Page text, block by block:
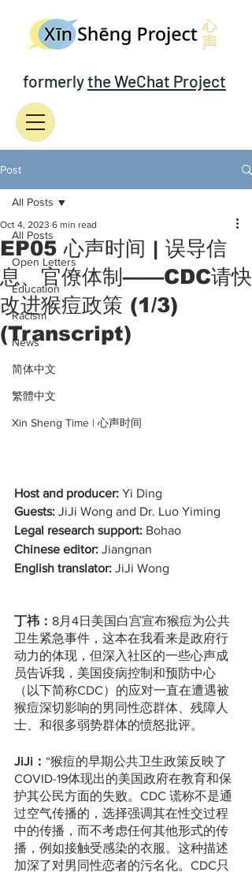
formerlythe WeChat Project
Post
All Posts
Open Letters
Education
Racism
News
简体中文
繁體中文
Xin Sheng Time | 心声时间
All Posts
EP05 心声时间 | 误导信
息、官僚体制——CDC请快
改进猴痘政策 (1/3)
(Transcript)
Oct 4, 2023 6 min read
Host and producer: Yi Ding
Guests: JiJi Wong and Dr. Luo Yiming
Legal research support: Bohao
Chinese editor: Jiangnan
English translator: JiJi Wong
丁祎： 8月4日美国白宫宣布猴痘为公共
卫生紧急事件，这本在我看来是政府行
动力的体现，但深入社区的一些心声成
员告诉我，美国疫病控制和预防中心
（以下简称CDC）的应对一直在遭遇被
猴痘深切影响的男同性恋群体、残障人
士、和很多弱势群体的愤怒批评。
JiJi： “猴痘的早期公共卫生政策反映了
COVID-19体现出的美国政府在教育和保
护其公民方面的失败。CDC 谎称不是通
过空气传播的，选择强调其在性交过程
中的传播，而不考虑任何其他形式的传
播，例如接触受感染的衣服。这种描述
加深了对男同性恋者的污名化。CDC只